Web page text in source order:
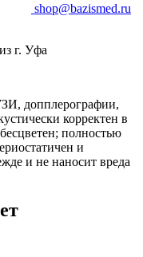
shop@bazismed.ru
г. Уфа
допплерографии,
корректен в
полностью
и
и не наносит вреда